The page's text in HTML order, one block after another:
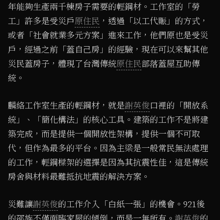
年能夠生產兩千棟房子需要的輕鋼材。工作室的「勞
工」許多是受災戶原住民 ，透過「以工代賑」的方式，
或者「社會就業多元方案」進來工作，他們原也是受災
戶，經過之前「蓋自己房」的經驗，現在可以來幫其他
災民蓋房子，體現了台灣傳統原住民部落蓋屋互助傳
統。
麟絡工作室生產的輕鋼材，就是謝英俊口裡的「開放系
統」、「簡化構法」的核心工具。建築的工作不是將建
築完成，而是提供一個開放性架構，提供一個不可取
代，但作為最多的平台。因為主梁是一般常民無法處理
的工作，輕鋼樑架的選擇是因為其抗震性佳，這是傳統
房舍與材料最難抵抗地震的解決方案。
災難讓謝英俊的工作介入「白紙一張」的機會。921後